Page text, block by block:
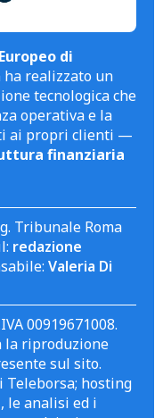
di
ha realizzato un
tecnologica che
operativa e la
ai propri clienti —
finanziaria
Tribunale Roma
redazione
Valeria Di
00919671008.
riproduzione
sul sito.
Teleborsa; hosting
le analisi ed i